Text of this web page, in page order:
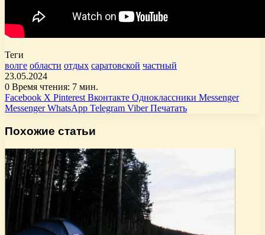
Теги
волге области отдых саратовской частный
23.05.2024
0 Время чтения: 7 мин.
Facebook X Pinterest Вконтакте Одноклассники Messenger
Messenger WhatsApp Telegram Viber Печатать
Похожие статьи